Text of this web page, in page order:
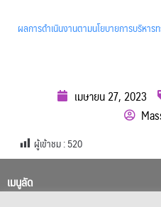
ผลการดำเนินงานตามนโยบายการบริหาร
เมษายน 27, 2023
ผู้เข้าชม :520
เมนูลัด